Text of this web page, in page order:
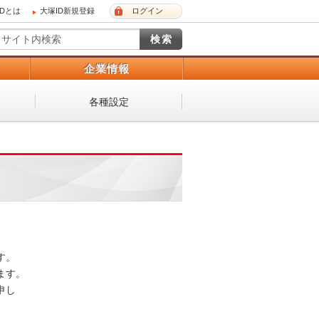
とは 大塚ID新規登録 ログイン
企業情報
各種設定
。
す。
し